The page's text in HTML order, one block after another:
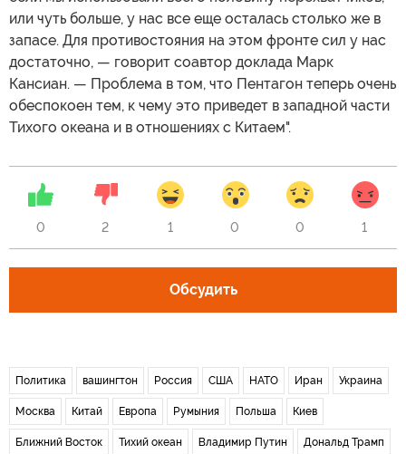
или чуть больше, у нас все еще осталась столько же в
запасе. Для противостояния на этом фронте сил у нас
достаточно, — говорит соавтор доклада Марк
Кансиан. — Проблема в том, что Пентагон теперь очень
обеспокоен тем, к чему это приведет в западной части
Тихого океана и в отношениях с Китаем".
0 2 1 0 0 1
Обсудить
Политика вашингтон Россия США НАТО Иран Украина
Москва Китай Европа Румыния Польша Киев
Ближний Восток Тихий океан Владимир Путин Дональд Трамп